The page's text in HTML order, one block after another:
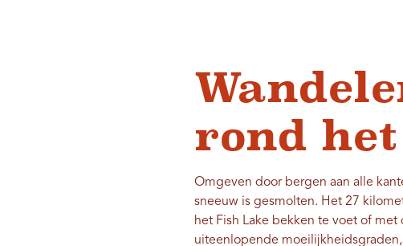
rond
Omgeven door bergen aan alle
sneeuw is gesmolten. Het 27
het Fish Lake bekken te voet of
uiteenlopende